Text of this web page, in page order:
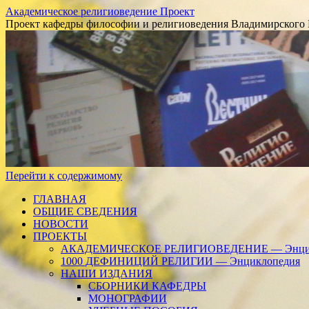
Академическое религиоведение Проект
Проект кафедры философии и религиоведения Владимирского
Перейти к содержимому
ГЛАВНАЯ
ОБЩИЕ СВЕДЕНИЯ
НОВОСТИ
ПРОЕКТЫ
АКАДЕМИЧЕСКОЕ РЕЛИГИОВЕДЕНИЕ —
1000 ДЕФИНИЦИЙ РЕЛИГИИ — Энциклопедия
НАШИ ИЗДАНИЯ
СБОРНИКИ КАФЕДРЫ
МОНОГРАФИИ